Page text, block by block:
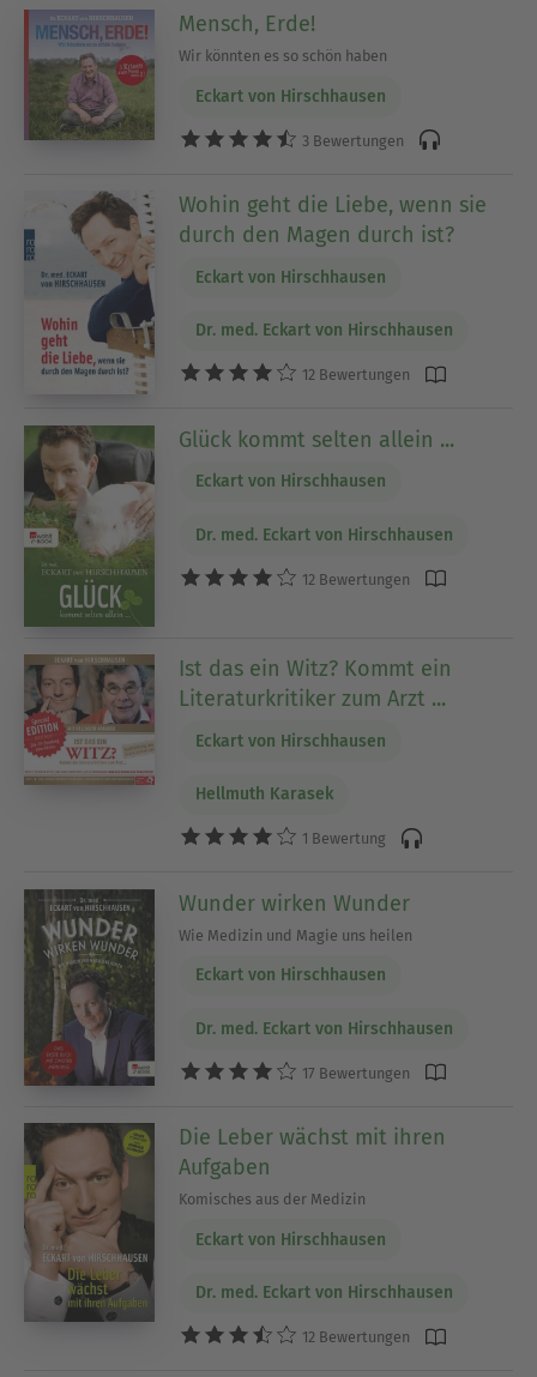
Mensch, Erde!
Wir könnten es so schön haben
Eckart von Hirschhausen
3 Bewertungen
Wohin geht die Liebe, wenn sie
durch den Magen durch ist?
Eckart von Hirschhausen
Dr. med. Eckart von Hirschhausen
12 Bewertungen
Glück kommt selten allein ...
Eckart von Hirschhausen
Dr. med. Eckart von Hirschhausen
12 Bewertungen
Ist das ein Witz? Kommt ein
Literaturkritiker zum Arzt ...
Eckart von Hirschhausen
Hellmuth Karasek
1 Bewertung
Wunder wirken Wunder
Wie Medizin und Magie uns heilen
Eckart von Hirschhausen
Dr. med. Eckart von Hirschhausen
17 Bewertungen
Die Leber wächst mit ihren
Aufgaben
Komisches aus der Medizin
Eckart von Hirschhausen
Dr. med. Eckart von Hirschhausen
12 Bewertungen